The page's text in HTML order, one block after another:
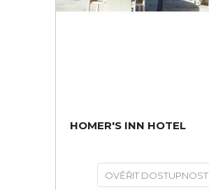
HOMER'S INN HOTEL
OVĚŘIT DOSTUPNOST